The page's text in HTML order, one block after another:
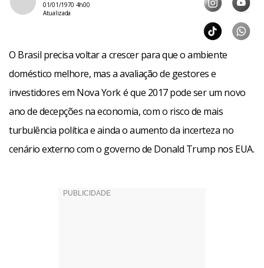
01/01/1970 4h00
Atualizada
O Brasil precisa voltar a crescer para que o ambiente
doméstico melhore, mas a avaliação de gestores e
investidores em Nova York é que 2017 pode ser um novo
ano de decepções na economia, com o risco de mais
turbulência política e ainda o aumento da incerteza no
cenário externo com o governo de Donald Trump nos EUA.